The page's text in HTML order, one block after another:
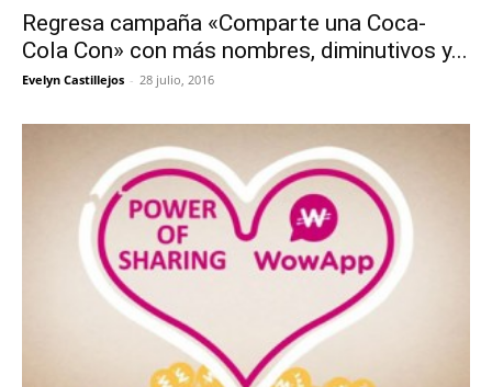
Regresa campaña «Comparte una Coca-
Cola Con» con más nombres, diminutivos y...
Evelyn Castillejos - 28 julio, 2016